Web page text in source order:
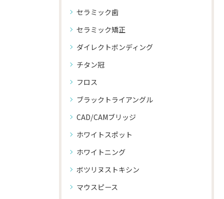
セラミック歯
セラミック矯正
ダイレクトボンディング
チタン冠
フロス
ブラックトライアングル
CAD/CAMブリッジ
ホワイトスポット
ホワイトニング
ボツリヌストキシン
マウスピース